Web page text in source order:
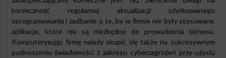
konieczność regularnej aktualizacji użytkowanego
oprogramowania i zadbanie o to, by w firmie nie były stosowane
aplikacje, które nie są niezbędne do prowadzenia biznesu.
Komputeryzując firmę należy skupić się także na sukcesywnym
podnoszeniu świadomości z zakresu cyberzagrożeń przy użyciu